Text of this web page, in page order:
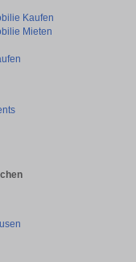
Kaufen
Mieten